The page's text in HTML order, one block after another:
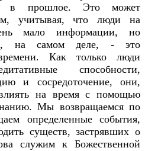
в прошлое. Это может
учитывая, что люди на
мало информации, но
на самом деле, - это
Как только люди
способности,
и сосредоточение, они,
влиять на время с помощью
Мы возвращаемся по
определенные события,
существ, застрявших о
служим к Божественной